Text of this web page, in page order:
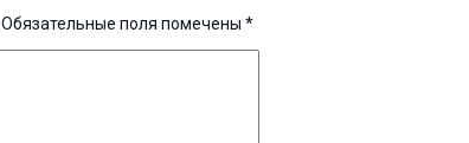
Обязательные поля помечены *